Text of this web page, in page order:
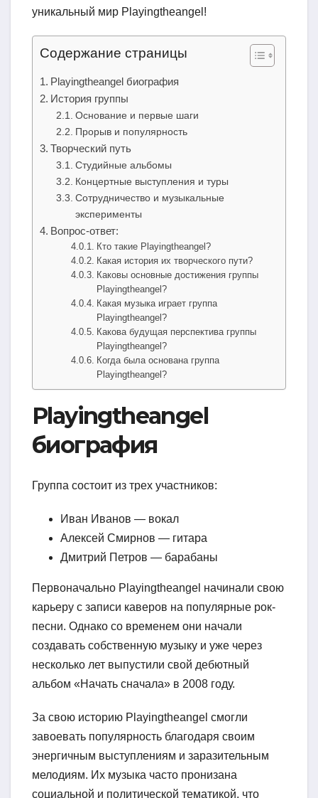
уникальный мир Playingtheangel!
Содержание страницы
Playingtheangel биография
История группы
Основание и первые шаги
Прорыв и популярность
Творческий путь
Студийные альбомы
Концертные выступления и туры
Сотрудничество и музыкальные
эксперименты
Вопрос-ответ:
Кто такие Playingtheangel?
Какая история их творческого пути?
Каковы основные достижения группы
Playingtheangel?
Какая музыка играет группа
Playingtheangel?
Какова будущая перспектива группы
Playingtheangel?
Когда была основана группа
Playingtheangel?
Playingtheangel
биография
Группа состоит из трех участников:
Иван Иванов — вокал
Алексей Смирнов — гитара
Дмитрий Петров — барабаны
Первоначально Playingtheangel начинали свою
карьеру с записи каверов на популярные рок-
песни. Однако со временем они начали
создавать собственную музыку и уже через
несколько лет выпустили свой дебютный
альбом «Начать сначала» в 2008 году.
За свою историю Playingtheangel смогли
завоевать популярность благодаря своим
энергичным выступлениям и заразительным
мелодиям. Их музыка часто пронизана
социальной и политической тематикой, что